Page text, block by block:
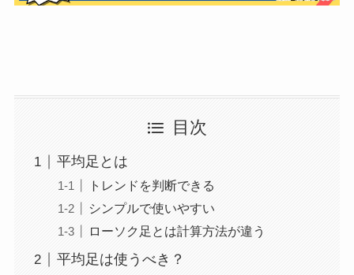
目次
平均足とは
トレンドを判断できる
シンプルで使いやすい
ローソク足とは計算方法が違う
平均足は使うべき？